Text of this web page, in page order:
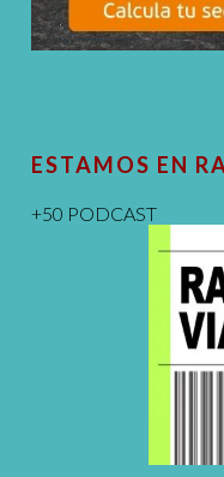
ESTAMOS EN
+50 PODCAST